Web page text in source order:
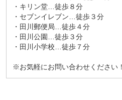
・キリン堂…徒歩８分
・セブンイレブン…徒歩３分
・田川郵便局…徒歩４分
・田川公園…徒歩３分
・田川小学校…徒歩７分
※お気軽にお問い合わせください！